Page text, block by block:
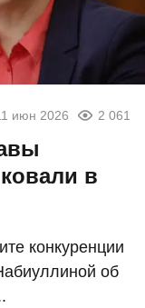
июн 2026 2 061
в
конкуренции
об